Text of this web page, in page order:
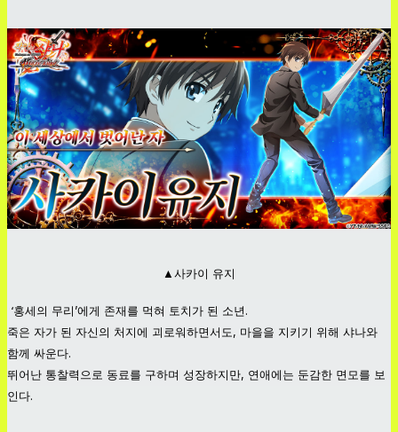
▲사카이 유지
‘홍세의 무리’에게 존재를 먹혀 토치가 된 소년.
죽은 자가 된 자신의 처지에 괴로워하면서도, 마을을 지키기 위해 샤나와
함께 싸운다.
뛰어난 통찰력으로 동료를 구하며 성장하지만, 연애에는 둔감한 면모를 보
인다.